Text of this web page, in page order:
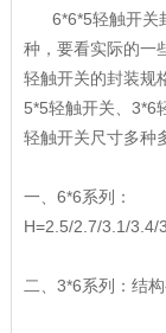
6*6*5轻触开关
种，要看实际的一
轻触开关的封装规
5*5轻触开关、3*6
轻触开关尺寸多种
一、6*6系列：
H=2.5/2.7/3.1/3.4/
二、3*6系列：结